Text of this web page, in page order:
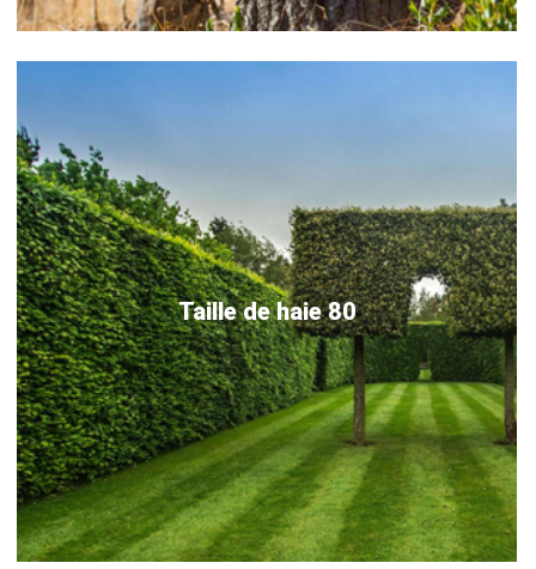
Taille de haie 80